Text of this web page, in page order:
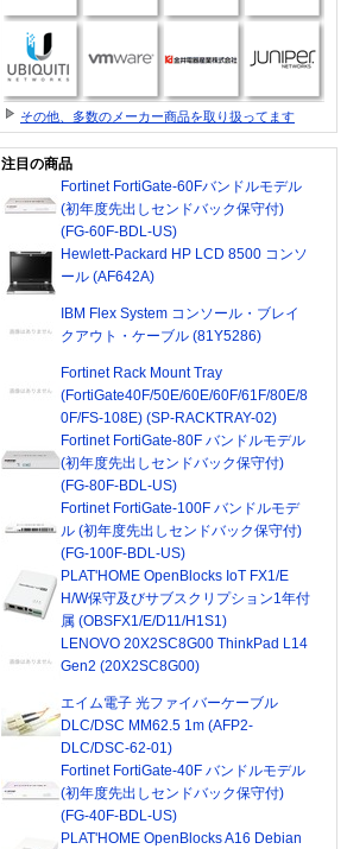
その他、多数のメーカー商品を取り扱ってます
注目の商品
Fortinet FortiGate-60Fバンドルモデル
(初年度先出しセンドバック保守付)
(FG-60F-BDL-US)
Hewlett-Packard HP LCD 8500 コンソ
ール (AF642A)
IBM Flex System コンソール・ブレイ
クアウト・ケーブル (81Y5286)
Fortinet Rack Mount Tray
(FortiGate40F/50E/60E/60F/61F/80E/8
0F/FS-108E) (SP-RACKTRAY-02)
Fortinet FortiGate-80F バンドルモデル
(初年度先出しセンドバック保守付)
(FG-80F-BDL-US)
Fortinet FortiGate-100F バンドルモデ
ル (初年度先出しセンドバック保守付)
(FG-100F-BDL-US)
PLAT'HOME OpenBlocks IoT FX1/E
H/W保守及びサブスクリプション1年付
属 (OBSFX1/E/D11/H1S1)
LENOVO 20X2SC8G00 ThinkPad L14
Gen2 (20X2SC8G00)
エイム電子 光ファイバーケーブル
DLC/DSC MM62.5 1m (AFP2-
DLC/DSC-62-01)
Fortinet FortiGate-40F バンドルモデル
(初年度先出しセンドバック保守付)
(FG-40F-BDL-US)
PLAT'HOME OpenBlocks A16 Debian